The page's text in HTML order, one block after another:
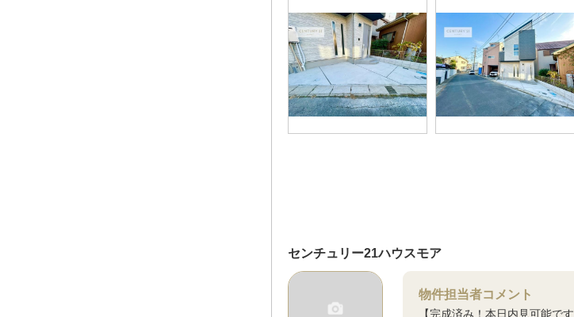
センチュリー21ハウスモア
物件担当者コメント
【完成済み！本日内見可能で